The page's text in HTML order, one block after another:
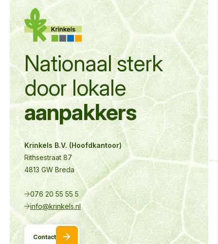
Nationaal sterk
doorlokale
aanpakkers
Krinkels B.V. (Hoofdkantoor)
Rithsestraat 87
4813 GW Breda
076 20 55 55 5
info@krinkels.nl
Contact